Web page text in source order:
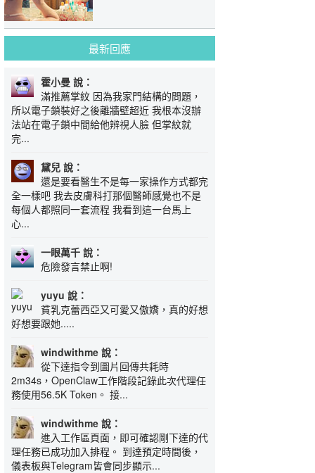
最新回應
霍小曼 說：
滿推薦掌紋 因為我家門結構的問題，
所以電子鎖裝好之後離牆壁超近 我根本沒辦
法站在電子鎖中間給他辨視人臉 但掌紋就
完...
黛兒 說：
還是要看醫生不是每一家操作方式都完
全一樣吧 我去皮膚科打那個醫師感覺也不是
每個人都照同一套流程 我看到這一台馬上
心...
一眼萬千 說：
危險發言禁止啊!
yuyu 說：
貧乳克蕾西亞又可愛又傲嬌，真的好想
好想要跟她.....
windwithme 說：
從下達指令到圖片回傳共耗時
2m34s，OpenClaw工作階段記錄此次代理任
務使用56.5K Token。 接...
windwithme 說：
進入工作區頁面，即可確認剛下達的代
理任務已成功加入排程。 到達預定時間後，
儀表板與Telegram皆會同步顯示...